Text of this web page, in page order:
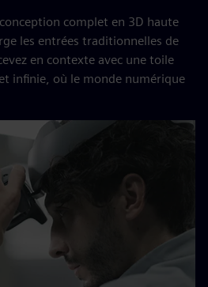
complet en 3D haute
les entrées traditionnelles de
en contexte avec une toile
infinie, où le monde numérique